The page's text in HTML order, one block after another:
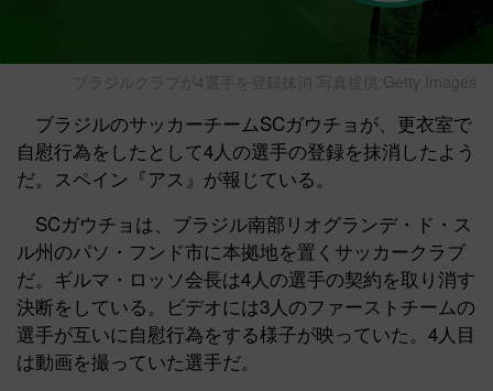
ブラジルクラブが4選手を登録抹消 写真提供:Getty Images
ブラジルのサッカーチームSCガウチョが、更衣室で
自慰行為をしたとして4人の選手の登録を抹消したよう
だ。スペイン『アス』が報じている。
SCガウチョは、ブラジル南部リオグランデ・ド・ス
ル州のパソ・フンド市に本拠地を置くサッカークラブ
だ。ギルマ・ロッソ会長は4人の選手の契約を取り消す
決断をしている。ビデオには3人のファーストチームの
選手が互いに自慰行為をする様子が映っていた。4人目
は動画を撮っていた選手だ。